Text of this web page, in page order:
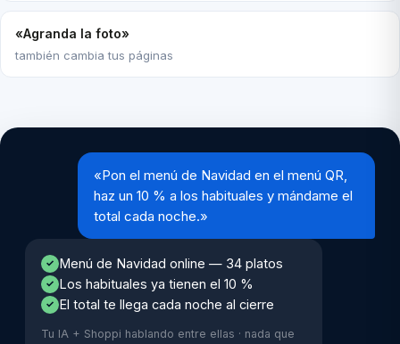
«Agranda la foto»
también cambia tus páginas
«Pon el menú de Navidad en el menú QR,
haz un 10 % a los habituales y mándame el
total cada noche.»
✓ Menú de Navidad online — 34 platos
✓ Los habituales ya tienen el 10 %
✓ El total te llega cada noche al cierre
Tu IA + Shoppi hablando entre ellas · nada que